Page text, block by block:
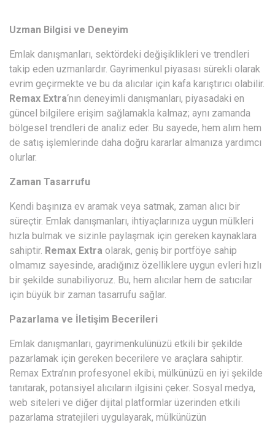
Uzman Bilgisi ve Deneyim
Emlak danışmanları, sektördeki değişiklikleri ve trendleri
takip eden uzmanlardır. Gayrimenkul piyasası sürekli olarak
evrim geçirmekte ve bu da alıcılar için kafa karıştırıcı olabilir.
Remax Extra‘nın deneyimli danışmanları, piyasadaki en
güncel bilgilere erişim sağlamakla kalmaz; aynı zamanda
bölgesel trendleri de analiz eder. Bu sayede, hem alım hem
de satış işlemlerinde daha doğru kararlar almanıza yardımcı
olurlar.
Zaman Tasarrufu
Kendi başınıza ev aramak veya satmak, zaman alıcı bir
süreçtir. Emlak danışmanları, ihtiyaçlarınıza uygun mülkleri
hızla bulmak ve sizinle paylaşmak için gereken kaynaklara
sahiptir. Remax Extra olarak, geniş bir portföye sahip
olmamız sayesinde, aradığınız özelliklere uygun evleri hızlı
bir şekilde sunabiliyoruz. Bu, hem alıcılar hem de satıcılar
için büyük bir zaman tasarrufu sağlar.
Pazarlama ve İletişim Becerileri
Emlak danışmanları, gayrimenkulünüzü etkili bir şekilde
pazarlamak için gereken becerilere ve araçlara sahiptir.
Remax Extra’nın profesyonel ekibi, mülkünüzü en iyi şekilde
tanıtarak, potansiyel alıcıların ilgisini çeker. Sosyal medya,
web siteleri ve diğer dijital platformlar üzerinden etkili
pazarlama stratejileri uygulayarak, mülkünüzün